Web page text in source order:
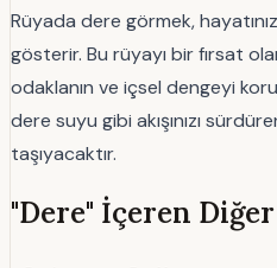
Rüyada dere görmek,
gösterir. Bu rüyayı bir fırsat
odaklanın ve içsel dengeyi
dere suyu gibi akışınızı
taşıyacaktır.
"Dere" İçeren